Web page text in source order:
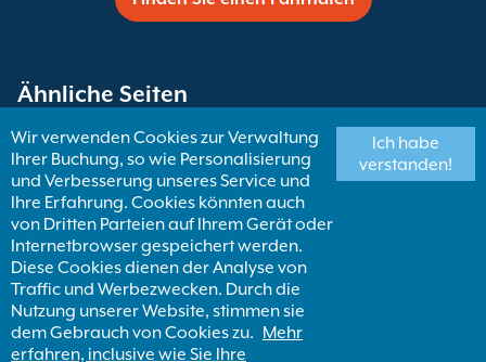
Ähnliche Seiten
Fähren nach Spanien
Bilbao Fähren
Finden Sie eine Fähren Destination
Wir verwenden Cookies zur Verwaltung
Ihrer Buchung, so wie Personalisierung
und Verbesserung unseres Service und
Ihre Erfahrung. Cookies könnten auch
von Dritten Parteien auf Ihrem Gerät oder
Internetbrowser gespeichert werden.
Diese Cookies dienen der Analyse von
Traffic und Werbezwecken. Durch die
Nutzung unserer Website, stimmen sie
dem Gebrauch von Cookies zu. Mehr
erfahren, inclusive wie Sie Ihre
Ich habe
verstanden!